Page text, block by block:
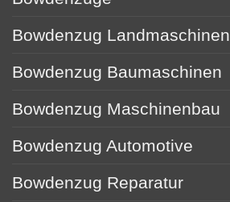
Bowdenzug Landmaschinen
Bowdenzug Baumaschinen
Bowdenzug Maschinenbau
Bowdenzug Automotive
Bowdenzug Reparatur